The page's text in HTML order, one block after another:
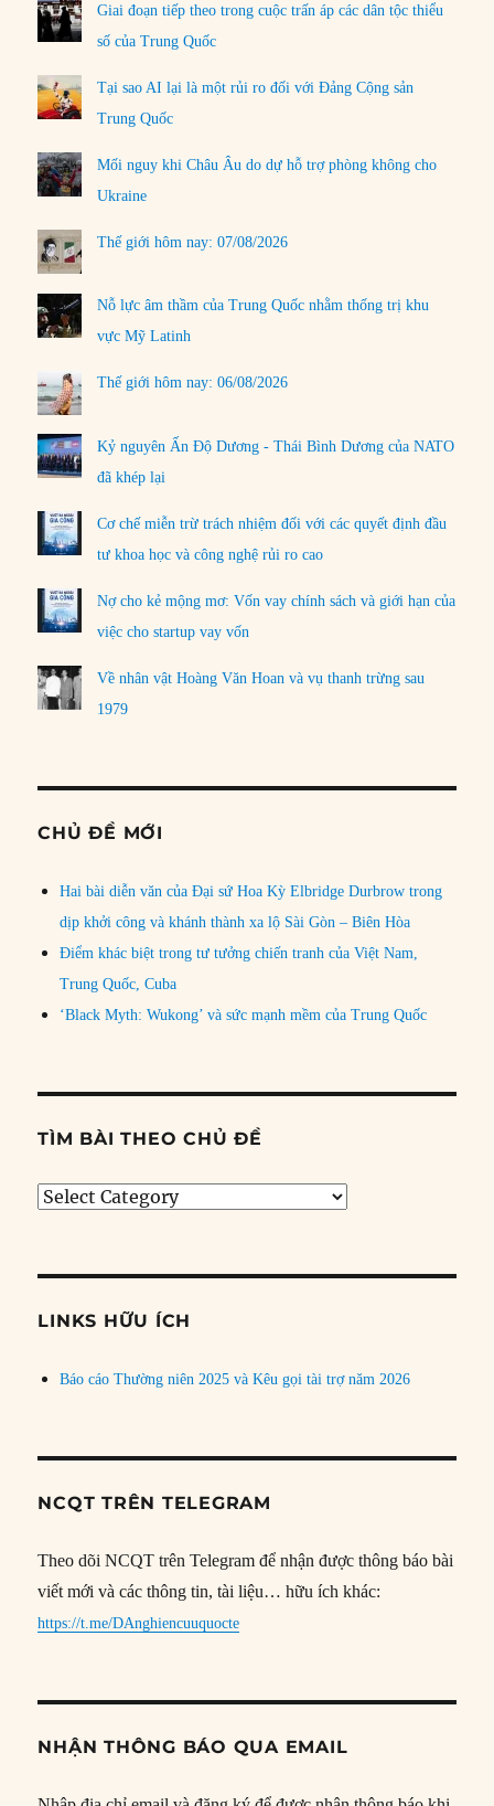
Giai đoạn tiếp theo trong cuộc trấn áp các dân tộc thiểu
số của Trung Quốc
Tại sao AI lại là một rủi ro đối với Đảng Cộng sản
Trung Quốc
Mối nguy khi Châu Âu do dự hỗ trợ phòng không cho
Ukraine
Thế giới hôm nay: 07/08/2026
Nỗ lực âm thầm của Trung Quốc nhằm thống trị khu
vực Mỹ Latinh
Thế giới hôm nay: 06/08/2026
Kỷ nguyên Ấn Độ Dương - Thái Bình Dương của NATO
đã khép lại
Cơ chế miễn trừ trách nhiệm đối với các quyết định đầu
tư khoa học và công nghệ rủi ro cao
Nợ cho kẻ mộng mơ: Vốn vay chính sách và giới hạn của
việc cho startup vay vốn
Về nhân vật Hoàng Văn Hoan và vụ thanh trừng sau
1979
CHỦ ĐỀ MỚI
Hai bài diễn văn của Đại sứ Hoa Kỳ Elbridge Durbrow trong
dịp khởi công và khánh thành xa lộ Sài Gòn – Biên Hòa
Điểm khác biệt trong tư tưởng chiến tranh của Việt Nam,
Trung Quốc, Cuba
‘Black Myth: Wukong’ và sức mạnh mềm của Trung Quốc
TÌM BÀI THEO CHỦ ĐỀ
Tìm
đề
LINKS HỮU ÍCH
Báo cáo Thường niên 2025 và Kêu gọi tài trợ năm 2026
NCQT TRÊN TELEGRAM
Theo dõi NCQT trên Telegram để nhận được thông báo bài
viết mới và các thông tin, tài liệu… hữu ích khác:
https://t.me/DAnghiencuuquocte
NHẬN THÔNG BÁO QUA EMAIL